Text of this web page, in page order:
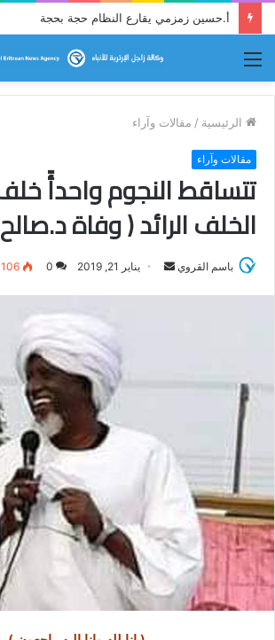
أ.حسين زمزمي يقارع النظام حجة بحجة
الرئيسية / مقالات وآراء
مقالات وآراء
تتساقط النجوم واحدأً
الخلف الرائد ( وفاة
باسم القروي
ل
ر
يناير 21, 2019 0
106